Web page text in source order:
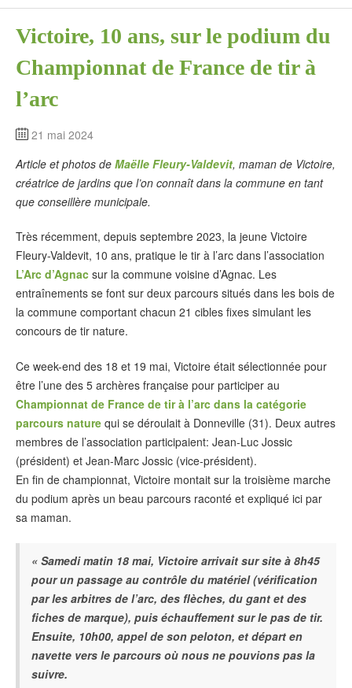
Victoire, 10 ans, sur le podium du
Championnat de France de tir à
l’arc
21 mai 2024
Article et photos de Maëlle Fleury-Valdevit, maman de Victoire,
créatrice de jardins que l’on connaît dans la commune en tant
que conseillère municipale.
Très récemment, depuis septembre 2023, la jeune Victoire
Fleury-Valdevit, 10 ans, pratique le tir à l’arc dans l’association
L’Arc d’Agnac sur la commune voisine d’Agnac. Les
entraînements se font sur deux parcours situés dans les bois de
la commune comportant chacun 21 cibles fixes simulant les
concours de tir nature.
Ce week-end des 18 et 19 mai, Victoire était sélectionnée pour
être l’une des 5 archères française pour participer au
Championnat de France de tir à l’arc dans la catégorie
parcours nature qui se déroulait à Donneville (31). Deux autres
membres de l’association participaient: Jean-Luc Jossic
(président) et Jean-Marc Jossic (vice-président).
En fin de championnat, Victoire montait sur la troisième marche
du podium après un beau parcours raconté et expliqué ici par
sa maman.
« Samedi matin 18 mai, Victoire arrivait sur site à 8h45
pour un passage au contrôle du matériel (vérification
par les arbitres de l’arc, des flèches, du gant et des
fiches de marque), puis échauffement sur le pas de tir.
Ensuite, 10h00, appel de son peloton, et départ en
navette vers le parcours où nous ne pouvions pas la
suivre.